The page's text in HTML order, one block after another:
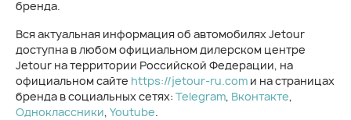
бренда.
Вся актуальная информация об автомобилях Jetour
доступна в любом официальном дилерском центре
Jetour на территории Российской Федерации, на
официальном сайте https://jetour-ru.com и на страницах
бренда в социальных сетях: Telegram, Вконтакте,
Одноклассники, Youtube.